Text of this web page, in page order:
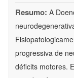
Resumo: A
progressiva de
déficits motores.